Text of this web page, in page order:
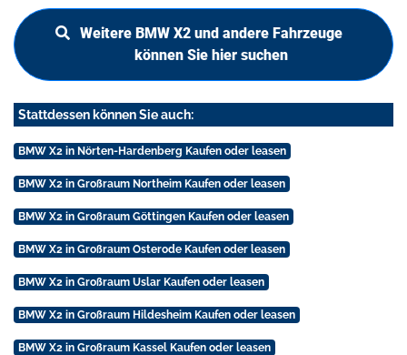
Weitere BMW X2 und andere Fahrzeuge
können Sie hier suchen
Stattdessen können Sie auch:
BMW X2 in Nörten-Hardenberg Kaufen oder leasen
BMW X2 in Großraum Northeim Kaufen oder leasen
BMW X2 in Großraum Göttingen Kaufen oder leasen
BMW X2 in Großraum Osterode Kaufen oder leasen
BMW X2 in Großraum Uslar Kaufen oder leasen
BMW X2 in Großraum Hildesheim Kaufen oder leasen
BMW X2 in Großraum Kassel Kaufen oder leasen